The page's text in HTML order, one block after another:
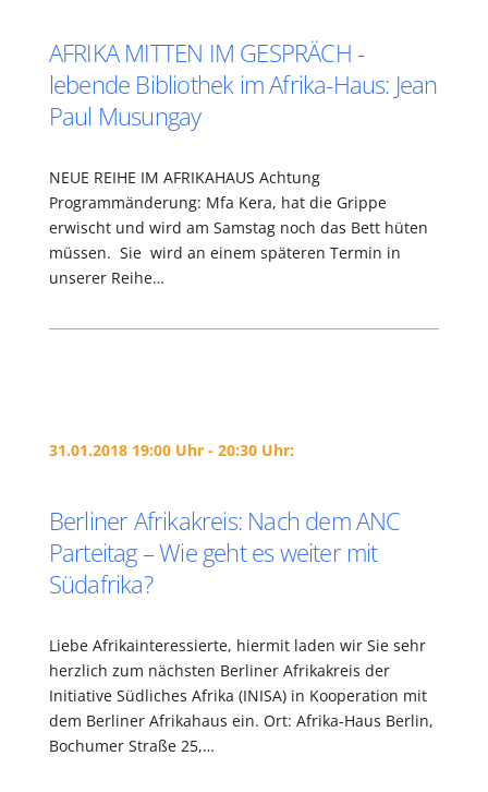
AFRIKA MITTEN IM GESPRÄCH -
lebende Bibliothek im Afrika-Haus: Jean
Paul Musungay
NEUE REIHE IM AFRIKAHAUS Achtung
Programmänderung: Mfa Kera, hat die Grippe
erwischt und wird am Samstag noch das Bett hüten
müssen. Sie wird an einem späteren Termin in
unserer Reihe…
31.01.2018 19:00 Uhr - 20:30 Uhr:
Berliner Afrikakreis: Nach dem ANC
Parteitag – Wie geht es weiter mit
Südafrika?
Liebe Afrikainteressierte, hiermit laden wir Sie sehr
herzlich zum nächsten Berliner Afrikakreis der
Initiative Südliches Afrika (INISA) in Kooperation mit
dem Berliner Afrikahaus ein. Ort: Afrika-Haus Berlin,
Bochumer Straße 25,…